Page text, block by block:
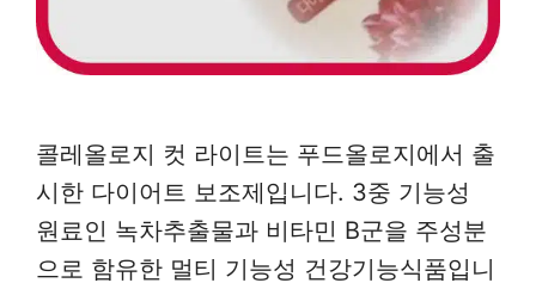
콜레올로지 컷 라이트는 푸드올로지에서 출
시한 다이어트 보조제입니다. 3중 기능성
원료인 녹차추출물과 비타민 B군을 주성분
으로 함유한 멀티 기능성 건강기능식품입니